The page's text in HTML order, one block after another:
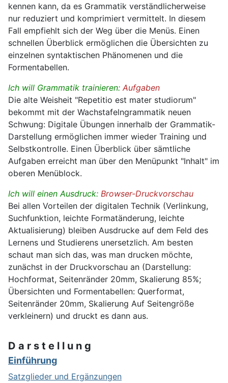
kennen kann, da es Grammatik verständlicherweise
nur reduziert und komprimiert vermittelt. In diesem
Fall empfiehlt sich der Weg über die Menüs. Einen
schnellen Überblick ermöglichen die Übersichten zu
einzelnen syntaktischen Phänomenen und die
Formentabellen.
Ich will Grammatik trainieren: Aufgaben
Die alte Weisheit "Repetitio est mater studiorum"
bekommt mit der Wachstafelngrammatik neuen
Schwung: Digitale Übungen innerhalb der Grammatik-
Darstellung ermöglichen immer wieder Training und
Selbstkontrolle. Einen Überblick über sämtliche
Aufgaben erreicht man über den Menüpunkt "Inhalt" im
oberen Menüblock.
Ich will einen Ausdruck: Browser-Druckvorschau
Bei allen Vorteilen der digitalen Technik (Verlinkung,
Suchfunktion, leichte Formatänderung, leichte
Aktualisierung) bleiben Ausdrucke auf dem Feld des
Lernens und Studierens unersetzlich. Am besten
schaut man sich das, was man drucken möchte,
zunächst in der Druckvorschau an (Darstellung:
Hochformat, Seitenränder 20mm, Skalierung 85%;
Übersichten und Formentabellen: Querformat,
Seitenränder 20mm, Skalierung Auf Seitengröße
verkleinern) und druckt es dann aus.
D a r s t e l l u n g
Einführung
Satzglieder und Ergänzungen